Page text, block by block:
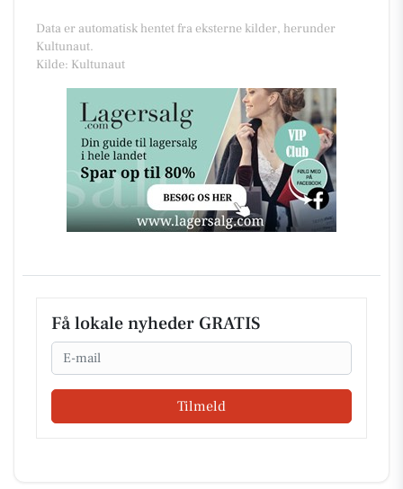
Data er automatisk hentet fra eksterne kilder, herunder
Kultunaut.
Kilde: Kultunaut
Få lokale nyheder GRATIS
Email
Tilmeld